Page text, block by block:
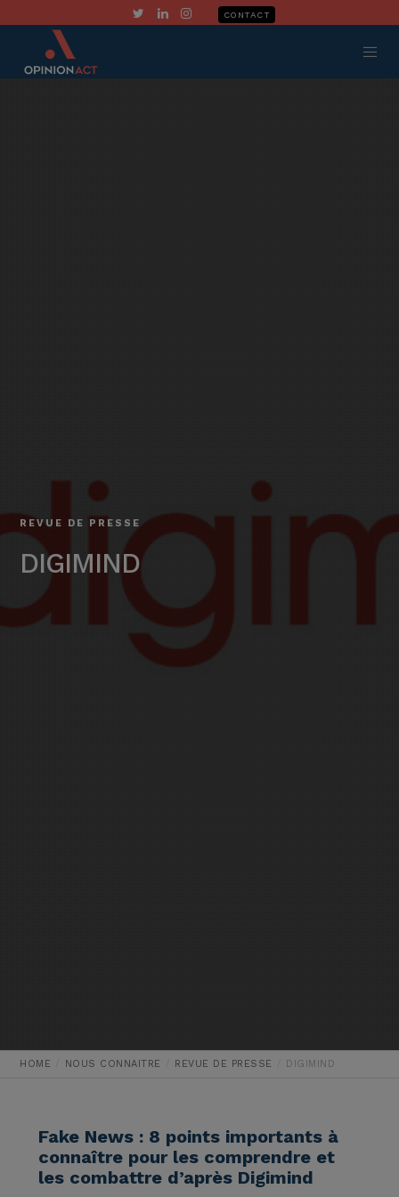
CONTACT
REVUE DE PRESSE
DIGIMIND
HOME NOUS CONNAITRE REVUE DE PRESSE DIGIMIND
Fake News : 8 points importants à
connaître pour les comprendre et
les combattre d’après Digimind